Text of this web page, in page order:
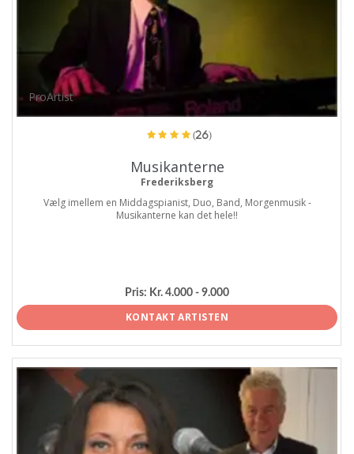
ProArtist
(26)
Musikanterne
Frederiksberg
Vælg imellem en Middagspianist, Duo, Band, Morgenmusik -
Musikanterne kan det hele!!
Pris: Kr. 4.000 - 9.000
KONTAKT ARTISTEN